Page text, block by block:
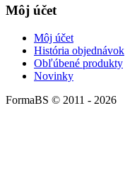
Môj účet
Môj účet
História objednávok
Obľúbené produkty
Novinky
FormaBS © 2011 - 2026